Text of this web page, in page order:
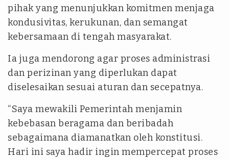
pihak yang menunjukkan komitmen menjaga
kondusivitas, kerukunan, dan semangat
kebersamaan di tengah masyarakat.
Ia juga mendorong agar proses administrasi
dan perizinan yang diperlukan dapat
diselesaikan sesuai aturan dan secepatnya.
“Saya mewakili Pemerintah menjamin
kebebasan beragama dan beribadah
sebagaimana diamanatkan oleh konstitusi.
Hari ini saya hadir ingin mempercepat proses